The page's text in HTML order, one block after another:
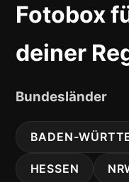
Fotobox
deiner
Bundesländer
BADEN-
HESSEN